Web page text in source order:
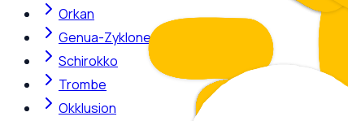
Orkan
Genua-Zyklone
Schirokko
Trombe
Okklusion